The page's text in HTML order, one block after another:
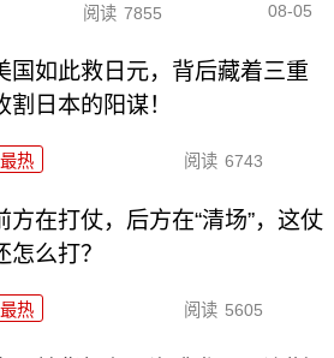
阅读 7855 08-05
国如此救日元，背后藏着三重
割日本的阳谋！
最热 阅读 6743
方在打仗，后方在“清场”，这仗
怎么打？
最热 阅读 5605